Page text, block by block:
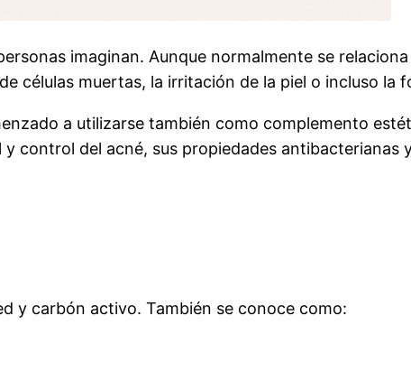
imaginan. Aunque normalmente se
células muertas, la irritación de la piel o incluso la
a utilizarse también como complemento
control del acné, sus propiedades
y carbón activo. También se conoce como: